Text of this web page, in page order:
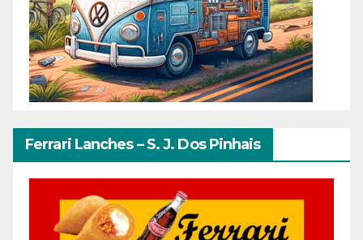
Ferrari Lanches – S. J. Dos Pinhais